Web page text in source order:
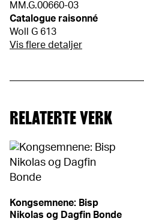
MM.G.00660-03
Catalogue raisonné
Woll G 613
Vis flere detaljer
RELATERTE VERK
Kongsemnene: Bisp
Nikolas og Dagfin Bonde